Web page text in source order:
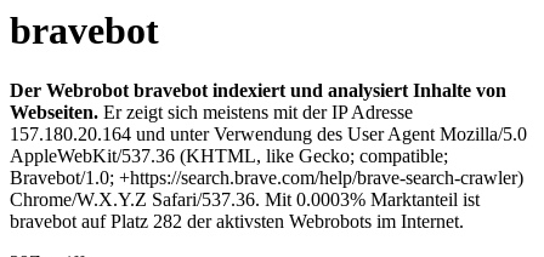
bravebot
Der Webrobot bravebot indexiert und analysiert Inhalte von
Webseiten. Er zeigt sich meistens mit der IP Adresse
157.180.20.164 und unter Verwendung des User Agent Mozilla/5.0
AppleWebKit/537.36 (KHTML, like Gecko; compatible;
Bravebot/1.0; +https://search.brave.com/help/brave-search-crawler)
Chrome/W.X.Y.Z Safari/537.36. Mit 0.0003% Marktanteil ist
bravebot auf Platz 282 der aktivsten Webrobots im Internet.